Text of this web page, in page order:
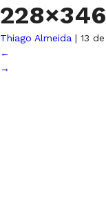
228×346
Thiago Almeida | 13
←
→